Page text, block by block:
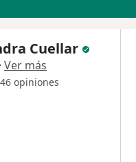
Cuellar
· Ver más
46 opiniones